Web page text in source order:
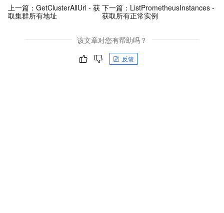
上一篇： GetClusterAllUrl - 获
取集群所有地址
下一篇： ListPrometheusInstances -
获取所有正常实例
该文章对您有帮助吗？
反馈